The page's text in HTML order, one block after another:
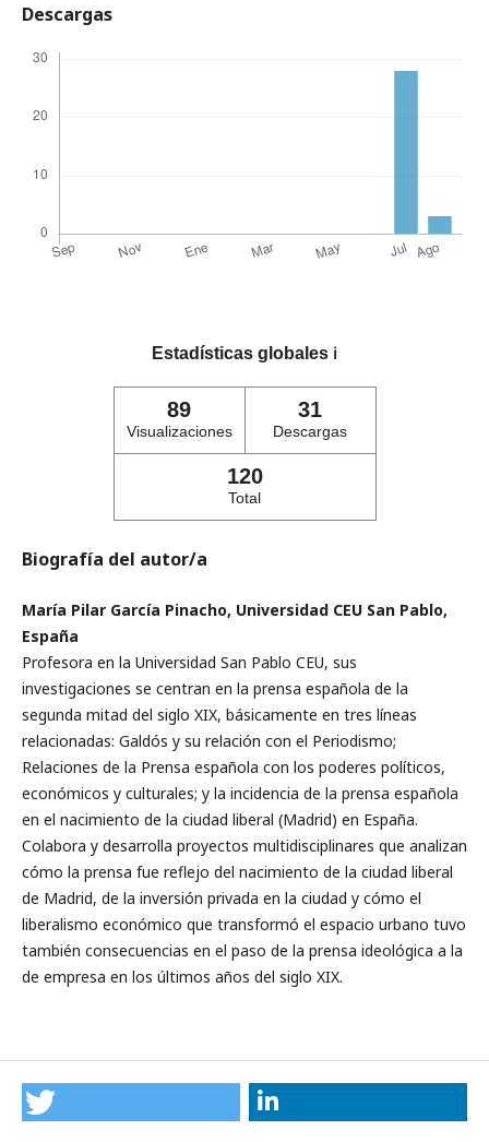
Descargas
Estadísticas globales ℹ️
89
Visualizaciones
31
Descargas
120
Total
Biografía del autor/a
María Pilar García Pinacho, Universidad CEU San Pablo,
España
Profesora en la Universidad San Pablo CEU, sus
investigaciones se centran en la prensa española de la
segunda mitad del siglo XIX, básicamente en tres líneas
relacionadas: Galdós y su relación con el Periodismo;
Relaciones de la Prensa española con los poderes políticos,
económicos y culturales; y la incidencia de la prensa española
en el nacimiento de la ciudad liberal (Madrid) en España.
Colabora y desarrolla proyectos multidisciplinares que analizan
cómo la prensa fue reflejo del nacimiento de la ciudad liberal
de Madrid, de la inversión privada en la ciudad y cómo el
liberalismo económico que transformó el espacio urbano tuvo
también consecuencias en el paso de la prensa ideológica a la
de empresa en los últimos años del siglo XIX.